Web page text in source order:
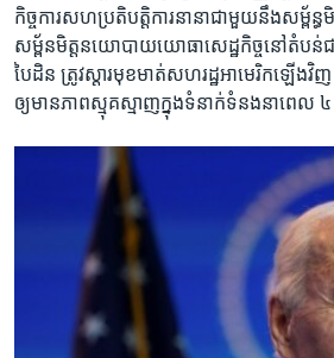
កិច្ចការ​សហ​ប្រតិបត្តិការ​នានា​ជាមួយ​នឹង​សម្ព័ន្
សម្ព័ន​មិត្ត​នយោបាយ​យោធា​សេដ្ឋកិច្ច​នៅ​តំបន់​
បៃដិន​ ត្រូវ​ស្តារ​មុខមាត់​សហ​រដ្ឋ​អាមេរិក​ឡើង​វិញ​
ឲ្យ​មាន​ភាព​ស្មុគស្មាញ​ក្នុង​ទំនាក់​ទំនង​នាពេល ​៤